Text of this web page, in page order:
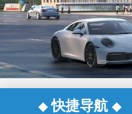
◆快捷导航 ◆